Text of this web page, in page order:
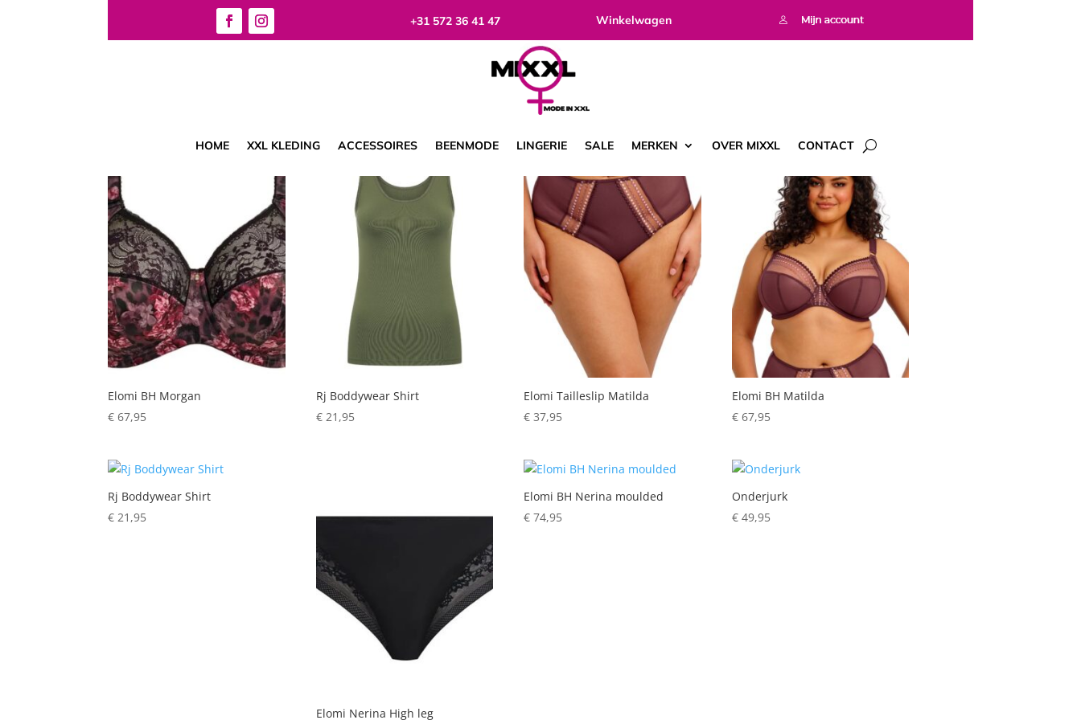
+31 572 36 41 47 Winkelwagen
HOME XXL KLEDING ACCESSOIRES BEENMODE LINGERIE SALE MERKEN OVER MIXXL CONTACT
Elomi BH Morgan
€ 67,95
Rj Boddywear Shirt
€21,95
Elomi Tailleslip Matilda
€ 37,95
Elomi BH Matilda
€67,95
Rj Boddywear Shirt
€ 21,95
Elomi Nerina High leg
Elomi BH Nerina moulded
€ 74,95
Onderjurk
€49,95